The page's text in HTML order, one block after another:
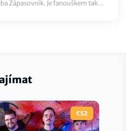
Zápasovník. Je fanouškem také
CS2